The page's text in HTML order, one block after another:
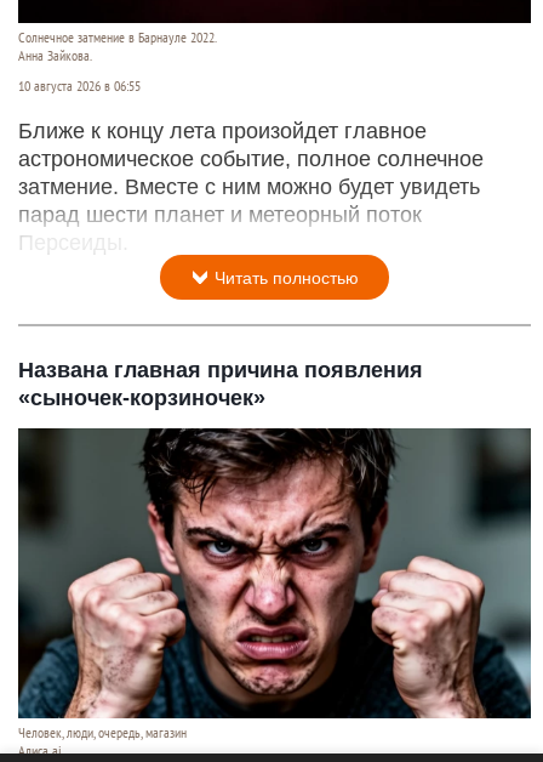
Солнечное затмение в Барнауле 2022.
Анна Зайкова.
10 августа 2026 в 06:55
Ближе к концу лета произойдет главное
астрономическое событие, полное солнечное
затмение. Вместе с ним можно будет увидеть
парад шести планет и метеорный поток
Персеиды.
Читать полностью
Названа главная причина появления
«сыночек-корзиночек»
Человек, люди, очередь, магазин
Алиса ai